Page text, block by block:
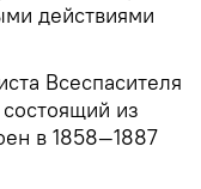
действиями
Всеспасителя
из
в 1858—1887